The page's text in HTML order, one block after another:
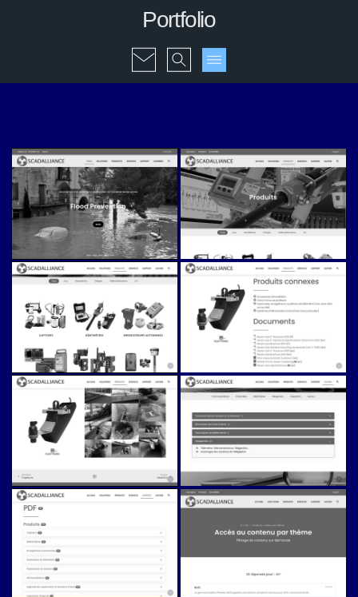
Portfolio
Scadalliance (v5) Scadalliance (v5)
Scadalliance (v5) Scadalliance (v5)